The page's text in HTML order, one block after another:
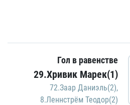
Гол в равенстве
29.Хривик Марек(1)
72.Заар Даниэль(2),
8.Леннстрём Теодор(2)